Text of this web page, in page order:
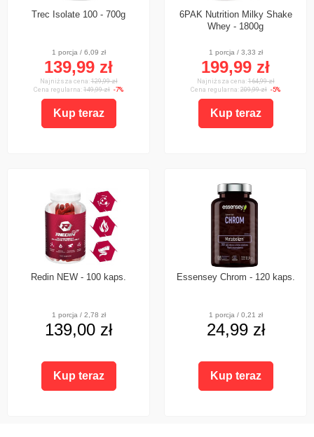
Trec Isolate 100 - 700g
1 porcja / 6,09 zł
139,99 zł
Najniższa cena:129,99 zł
Cena regularna: 149,99 zł -7%
Kup teraz
6PAK Nutrition Milky Shake
Whey - 1800g
1 porcja / 3,33 zł
199,99 zł
Najniższa cena:164,99 zł
Cena regularna: 209,99 zł -5%
Kup teraz
Redin NEW - 100 kaps.
1 porcja / 2,78 zł
139,00 zł
Kup teraz
Essensey Chrom - 120 kaps.
1 porcja / 0,21 zł
24,99 zł
Kup teraz